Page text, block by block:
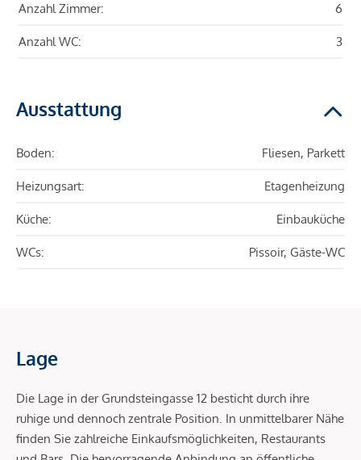
Anzahl Zimmer: 6
Anzahl WC: 3
Ausstattung
Boden: Fliesen, Parkett
Heizungsart: Etagenheizung
Küche: Einbauküche
WCs: Pissoir, Gäste-WC
Lage
Die Lage in der Grundsteingasse 12 besticht durch ihre
ruhige und dennoch zentrale Position. In unmittelbarer Nähe
finden Sie zahlreiche Einkaufsmöglichkeiten, Restaurants